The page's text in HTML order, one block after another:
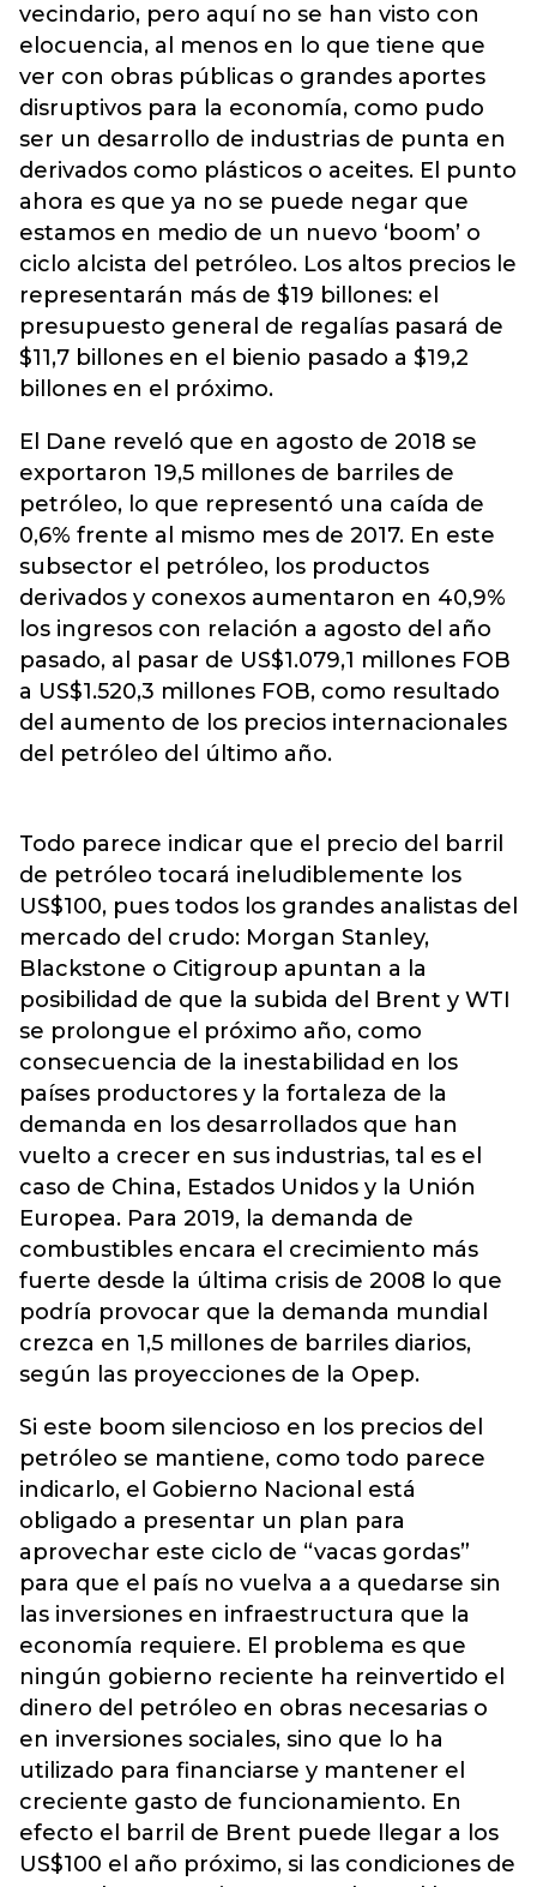
vecindario, pero aquí no se han visto con
elocuencia, al menos en lo que tiene que
ver con obras públicas o grandes aportes
disruptivos para la economía, como pudo
ser un desarrollo de industrias de punta en
derivados como plásticos o aceites. El punto
ahora es que ya no se puede negar que
estamos en medio de un nuevo ‘boom’ o
ciclo alcista del petróleo. Los altos precios le
representarán más de $19 billones: el
presupuesto general de regalías pasará de
$11,7 billones en el bienio pasado a $19,2
billones en el próximo.
El Dane reveló que en agosto de 2018 se
exportaron 19,5 millones de barriles de
petróleo, lo que representó una caída de
0,6% frente al mismo mes de 2017. En este
subsector el petróleo, los productos
derivados y conexos aumentaron en 40,9%
los ingresos con relación a agosto del año
pasado, al pasar de US$1.079,1 millones FOB
a US$1.520,3 millones FOB, como resultado
del aumento de los precios internacionales
del petróleo del último año.
Todo parece indicar que el precio del barril
de petróleo tocará ineludiblemente los
US$100, pues todos los grandes analistas del
mercado del crudo: Morgan Stanley,
Blackstone o Citigroup apuntan a la
posibilidad de que la subida del Brent y WTI
se prolongue el próximo año, como
consecuencia de la inestabilidad en los
países productores y la fortaleza de la
demanda en los desarrollados que han
vuelto a crecer en sus industrias, tal es el
caso de China, Estados Unidos y la Unión
Europea. Para 2019, la demanda de
combustibles encara el crecimiento más
fuerte desde la última crisis de 2008 lo que
podría provocar que la demanda mundial
crezca en 1,5 millones de barriles diarios,
según las proyecciones de la Opep.
Si este boom silencioso en los precios del
petróleo se mantiene, como todo parece
indicarlo, el Gobierno Nacional está
obligado a presentar un plan para
aprovechar este ciclo de “vacas gordas”
para que el país no vuelva a a quedarse sin
las inversiones en infraestructura que la
economía requiere. El problema es que
ningún gobierno reciente ha reinvertido el
dinero del petróleo en obras necesarias o
en inversiones sociales, sino que lo ha
utilizado para financiarse y mantener el
creciente gasto de funcionamiento. En
efecto el barril de Brent puede llegar a los
US$100 el año próximo, si las condiciones de